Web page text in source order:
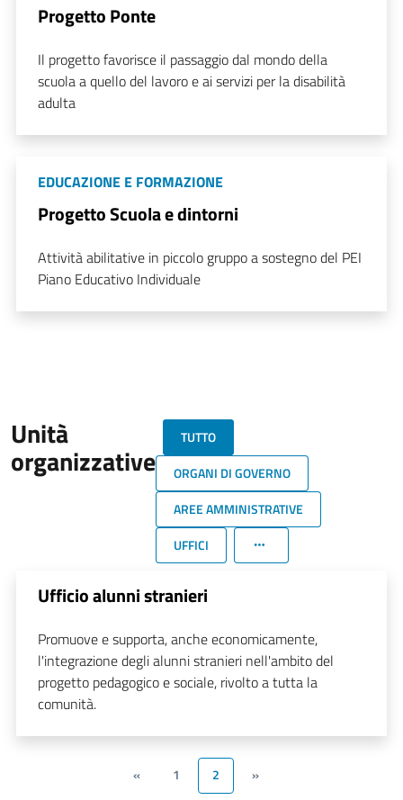
Progetto Ponte
Il progetto favorisce il passaggio dal mondo della
scuola a quello del lavoro e ai servizi per la disabilità
adulta
EDUCAZIONE E FORMAZIONE
Progetto Scuola e dintorni
Attività abilitative in piccolo gruppo a sostegno del PEI
Piano Educativo Individuale
Unità
organizzative
TUTTO
ORGANI DI GOVERNO
AREE AMMINISTRATIVE
UFFICI
Ufficio alunni stranieri
Promuove e supporta, anche economicamente,
l'integrazione degli alunni stranieri nell'ambito del
progetto pedagogico e sociale, rivolto a tutta la
comunità.
« 1 2 »